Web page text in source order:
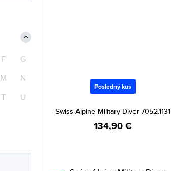
Posledný kus
Swiss Alpine Military Diver 7052.1131
134,90 €
F
G
M
N
T
U